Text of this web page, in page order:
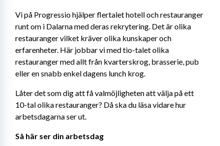
Vi på Progressio hjälper flertalet hotell och restauranger
runt om i Dalarna med deras rekrytering. Det är olika
restauranger vilket kräver olika kunskaper och
erfarenheter. Här jobbar vi med tio-talet olika
restauranger med allt från kvarterskrog, brasserie, pub
eller en snabb enkel dagens lunch krog.
Låter det som dig att få valmöjligheten att välja på ett
10-tal olika restauranger? Då ska du läsa vidare hur
arbetsdagarna ser ut.
Så här ser din arbetsdag